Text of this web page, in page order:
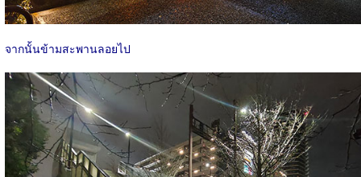
จากนั้นข้ามสะพานลอยไป